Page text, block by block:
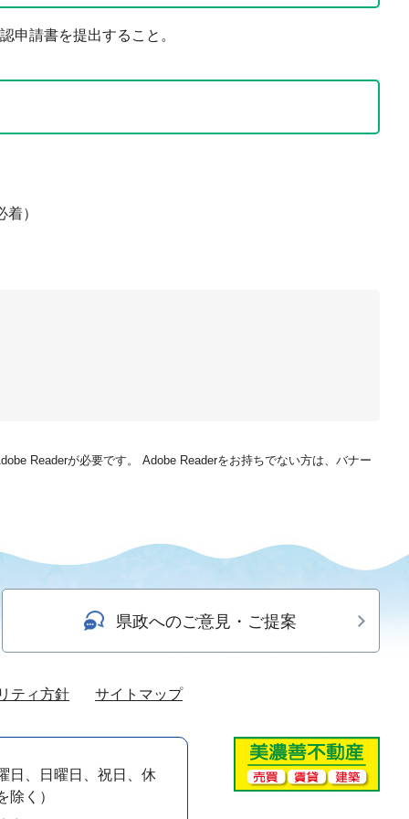
申請書を提出すること。
）
Readerが必要です。
Adobe Readerをお持ちでない方は、バナー
県政へのご意見・ご提案
ティ方針 サイトマップ
日、日曜日、祝日、休
除く）